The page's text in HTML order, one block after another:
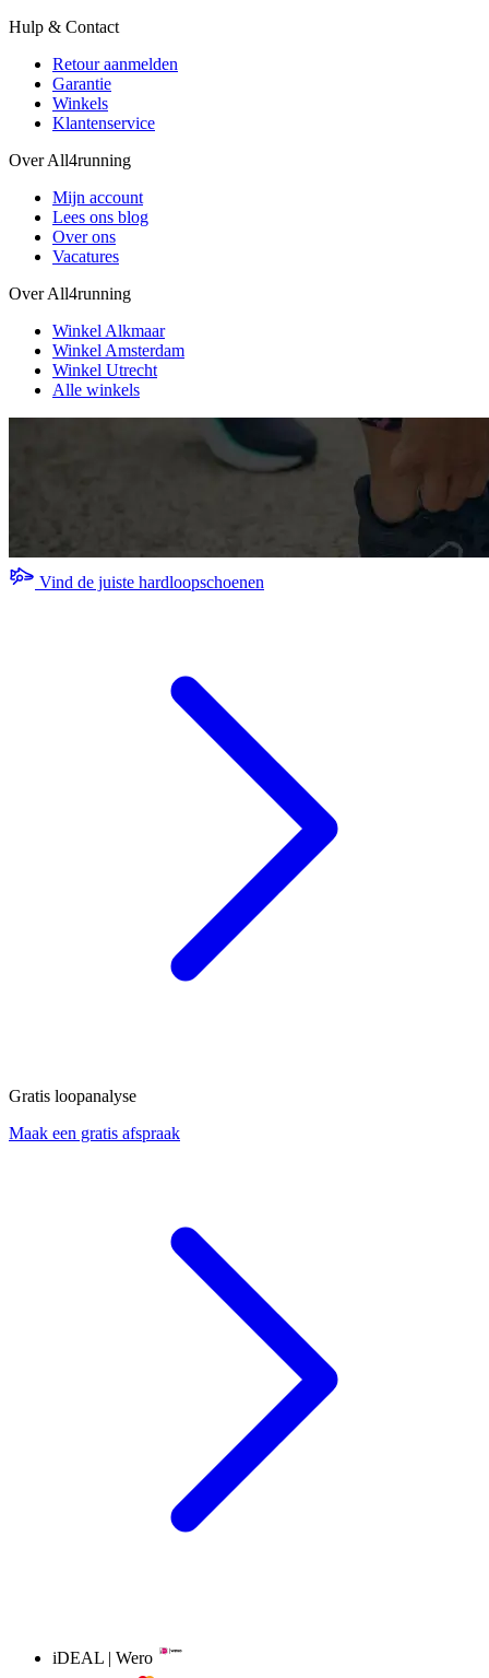
Hulp & Contact
Retour aanmelden
Garantie
Winkels
Klantenservice
Over All4running
Mijn account
Lees ons blog
Over ons
Vacatures
Over All4running
Winkel Alkmaar
Winkel Amsterdam
Winkel Utrecht
Alle winkels
Vind de juiste hardloopschoenen
Gratis loopanalyse
Maak een gratis afspraak
iDEAL | Wero